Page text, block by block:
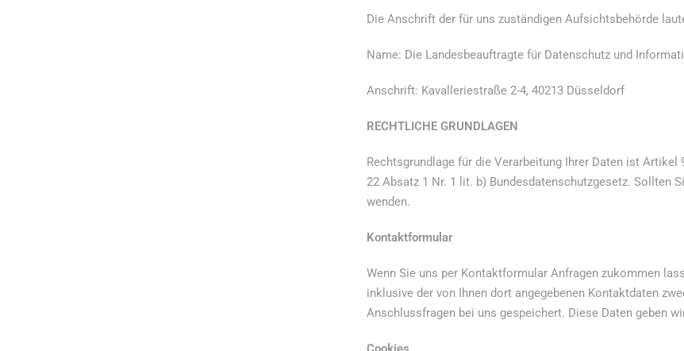
Die Anschrift der für uns zuständigen Aufsichtsbehörde
Name: Die Landesbeauftragte für Datenschutz und
Anschrift: Kavalleriestraße 2-4, 40213 Düsseldorf
RECHTLICHE GRUNDLAGEN
Rechtsgrundlage für die Verarbeitung Ihrer Daten ist
22 Absatz 1 Nr. 1 lit. b) Bundesdatenschutzgesetz. Sollten
wenden.
Kontaktformular
Wenn Sie uns per Kontaktformular Anfragen zukommen
inklusive der von Ihnen dort angegebenen Kontaktdaten
Anschlussfragen bei uns gespeichert. Diese Daten geben